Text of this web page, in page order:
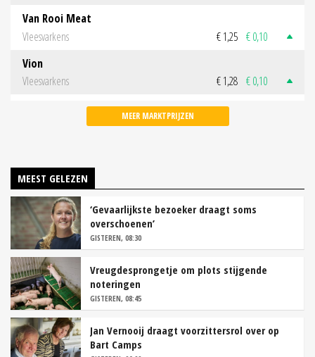
Van Rooi Meat
Vleesvarkens
€ 1,25 € 0,10
Vion
Vleesvarkens
€ 1,28 € 0,10
MEER MARKTPRIJZEN
MEEST GELEZEN
‘Gevaarlijkste bezoeker draagt soms
overschoenen’
GISTEREN, 08:30
Vreugdesprongetje om plots stijgende
noteringen
GISTEREN, 08:45
Jan Vernooij draagt voorzittersrol over op
Bart Camps